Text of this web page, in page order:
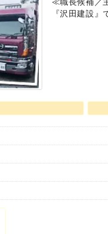
『沢田建設